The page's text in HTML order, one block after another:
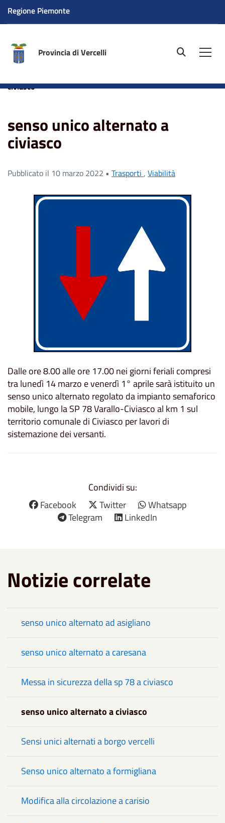
Regione Piemonte
Provincia di Vercelli site.searc
civiasco
senso unico alternato a
civiasco
Pubblicato il 10 marzo 2022 • Trasporti , Viabilità
Dalle ore 8.00 alle ore 17.00 nei giorni feriali compresi
tra lunedì 14 marzo e venerdì 1° aprile sarà istituito un
senso unico alternato regolato da impianto semaforico
mobile, lungo la SP 78 Varallo-Civiasco al km 1 sul
territorio comunale di Civiasco per lavori di
sistemazione dei versanti.
Condividi su:
Facebook
Twitter
Whatsapp
Telegram
LinkedIn
Notizie correlate
senso unico alternato ad asigliano
senso unico alternato a caresana
Messa in sicurezza della sp 78 a civiasco
senso unico alternato a civiasco
Sensi unici alternati a borgo vercelli
Senso unico alternato a formigliana
Modifica alla circolazione a carisio